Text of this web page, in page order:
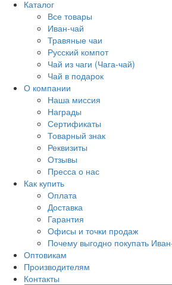
Каталог
Все товары
Иван-чай
Травяные чаи
Русский компот
Чай из чаги (Чага-чай)
Чай в подарок
О компании
Наша миссия
Награды
Сертификаты
Товарный знак
Реквизиты
Отзывы
Пресса о нас
Как купить
Оплата
Доставка
Гарантия
Офисы и точки продаж
Почему выгодно покупать
Оптовикам
Производителям
Контакты